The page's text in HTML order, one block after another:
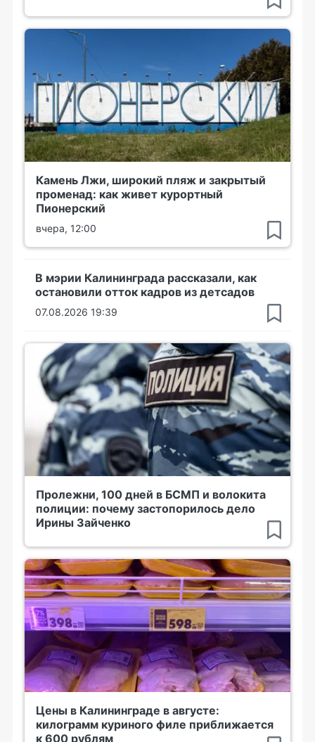
Камень Лжи, широкий пляж и закрытый
променад: как живет курортный
Пионерский
вчера, 12:00
В мэрии Калининграда рассказали, как
остановили отток кадров из детсадов
07.08.2026 19:39
Пролежни, 100 дней в БСМП и волокита
полиции: почему застопорилось дело
Ирины Зайченко
Цены в Калининграде в августе:
килограмм куриного филе приближается
к 600 рублям